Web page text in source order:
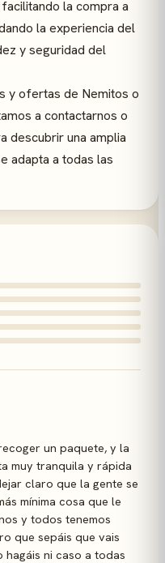
la compra a
la experiencia del
y seguridad del
y ofertas de Nemitos o
a contactarnos o
descubrir una amplia
adapta a todas las
un paquete, y la
muy tranquila y rápida
claro que la gente se
mínima cosa que le
y todos tenemos
que sepáis que vais
ni caso a todas